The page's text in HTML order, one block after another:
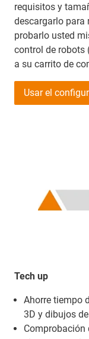
requisitos y
descargarlo para
probarlo usted
control de robots
a su carrito de
Usar el
Tech up
Ahorre tiempo
3D y dibujos
Comprobación